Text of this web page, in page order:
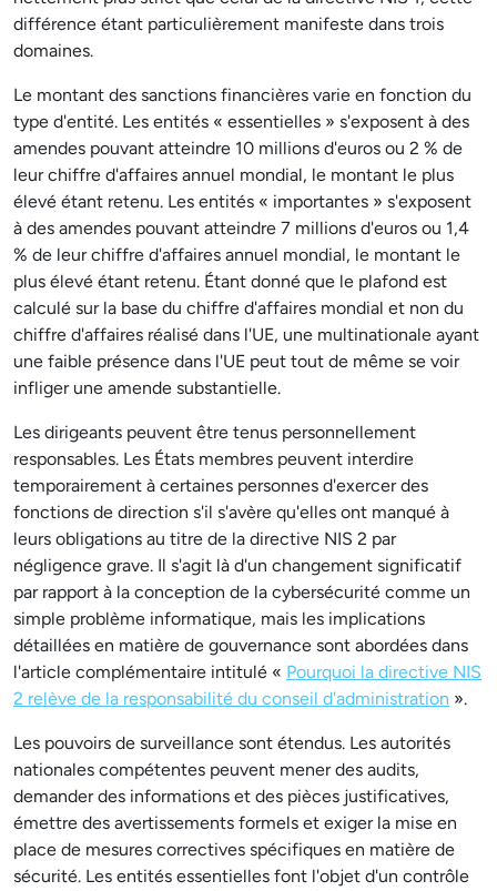
différence étant particulièrement manifeste dans trois
domaines.
Le montant des sanctions financières varie en fonction du
type d'entité. Les entités « essentielles » s'exposent à des
amendes pouvant atteindre 10 millions d'euros ou 2 % de
leur chiffre d'affaires annuel mondial, le montant le plus
élevé étant retenu. Les entités « importantes » s'exposent
à des amendes pouvant atteindre 7 millions d'euros ou 1,4
% de leur chiffre d'affaires annuel mondial, le montant le
plus élevé étant retenu. Étant donné que le plafond est
calculé sur la base du chiffre d'affaires mondial et non du
chiffre d'affaires réalisé dans l'UE, une multinationale ayant
une faible présence dans l'UE peut tout de même se voir
infliger une amende substantielle.
Les dirigeants peuvent être tenus personnellement
responsables. Les États membres peuvent interdire
temporairement à certaines personnes d'exercer des
fonctions de direction s'il s'avère qu'elles ont manqué à
leurs obligations au titre de la directive NIS 2 par
négligence grave. Il s'agit là d'un changement significatif
par rapport à la conception de la cybersécurité comme un
simple problème informatique, mais les implications
détaillées en matière de gouvernance sont abordées dans
l'article complémentaire intitulé « Pourquoi la directive NIS
2 relève de la responsabilité du conseil d'administration ».
Les pouvoirs de surveillance sont étendus. Les autorités
nationales compétentes peuvent mener des audits,
demander des informations et des pièces justificatives,
émettre des avertissements formels et exiger la mise en
place de mesures correctives spécifiques en matière de
sécurité. Les entités essentielles font l'objet d'un contrôle